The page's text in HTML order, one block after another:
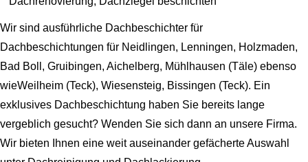
Wir sind ausführliche Dachbeschichter für
Dachbeschichtungen für Neidlingen, Lenningen, Holzmaden,
Bad Boll, Gruibingen, Aichelberg, Mühlhausen (Täle) ebenso
wieWeilheim (Teck), Wiesensteig, Bissingen (Teck). Ein
exklusives Dachbeschichtung haben Sie bereits lange
vergeblich gesucht? Wenden Sie sich dann an unsere Firma.
Wir bieten Ihnen eine weit auseinander gefächerte Auswahl